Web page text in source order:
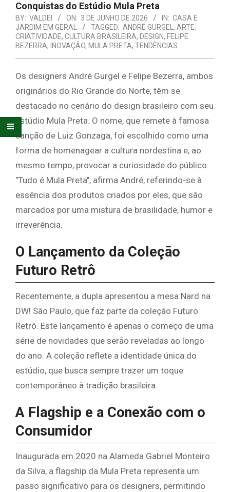
Conquistas do Estúdio Mula Preta
BY: VALDEI ON: 3 DE JUNHO DE 2026 IN: CASA E
JARDIM EM GERAL
TAGGED: ANDRÉ GURGEL, ARTE,
CRIATIVIDADE, CULTURA BRASILEIRA, DESIGN, FELIPE
BEZERRA, INOVAÇÃO, MULA PRETA, TENDÊNCIAS
Os designers André Gurgel e Felipe Bezerra, ambos
originários do Rio Grande do Norte, têm se
destacado no cenário do design brasileiro com seu
estúdio Mula Preta. O nome, que remete à famosa
canção de Luiz Gonzaga, foi escolhido como uma
forma de homenagear a cultura nordestina e, ao
mesmo tempo, provocar a curiosidade do público.
"Tudo é Mula Preta", afirma André, referindo-se à
essência dos produtos criados por eles, que são
marcados por uma mistura de brasilidade, humor e
irreverência.
O Lançamento da Coleção
Futuro Retrô
Recentemente, a dupla apresentou a mesa Nard na
DW! São Paulo, que faz parte da coleção Futuro
Retrô. Este lançamento é apenas o começo de uma
série de novidades que serão reveladas ao longo
do ano. A coleção reflete a identidade única do
estúdio, que busca sempre trazer um toque
contemporâneo à tradição brasileira.
A Flagship e a Conexão com o
Consumidor
Inaugurada em 2020 na Alameda Gabriel Monteiro
da Silva, a flagship da Mula Preta representa um
passo significativo para os designers, permitindo